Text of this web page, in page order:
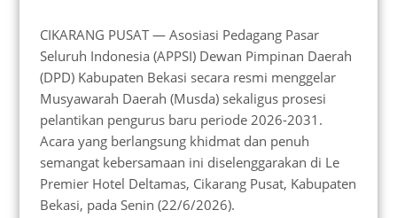
CIKARANG PUSAT — Asosiasi Pedagang Pasar
Seluruh Indonesia (APPSI) Dewan Pimpinan Daerah
(DPD) Kabupaten Bekasi secara resmi menggelar
Musyawarah Daerah (Musda) sekaligus prosesi
pelantikan pengurus baru periode 2026-2031.
Acara yang berlangsung khidmat dan penuh
semangat kebersamaan ini diselenggarakan di Le
Premier Hotel Deltamas, Cikarang Pusat, Kabupaten
Bekasi, pada Senin (22/6/2026).